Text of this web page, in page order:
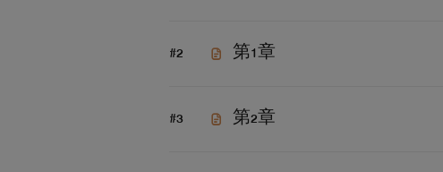
#2 第1章
#3 第2章